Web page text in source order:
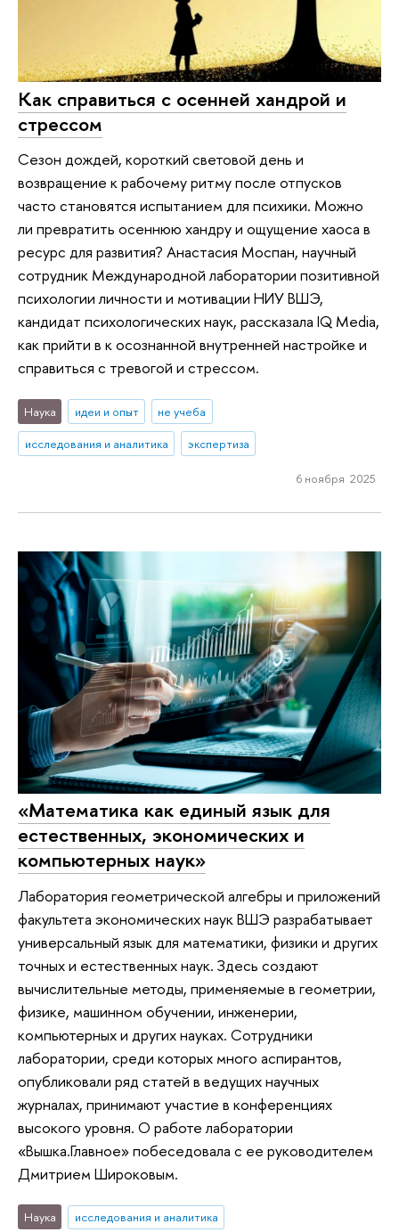
Как справиться с осенней хандрой и
стрессом
Сезон дождей, короткий световой день и
возвращение к рабочему ритму после отпусков
часто становятся испытанием для психики. Можно
ли превратить осеннюю хандру и ощущение хаоса в
ресурс для развития? Анастасия Моспан, научный
сотрудник Международной лаборатории позитивной
психологии личности и мотивации НИУ ВШЭ,
кандидат психологических наук, рассказала IQ Media,
как прийти в к осознанной внутренней настройке и
справиться с тревогой и стрессом.
Наука идеи и опыт
не учеба
исследования и аналитика
экспертиза
6 ноября 2025
«Математика как единый язык для
естественных, экономических и
компьютерных наук»
Лаборатория геометрической алгебры и приложений
факультета экономических наук ВШЭ разрабатывает
универсальный язык для математики, физики и других
точных и естественных наук. Здесь создают
вычислительные методы, применяемые в геометрии,
физике, машинном обучении, инженерии,
компьютерных и других науках. Сотрудники
лаборатории, среди которых много аспирантов,
опубликовали ряд статей в ведущих научных
журналах, принимают участие в конференциях
высокого уровня. О работе лаборатории
«Вышка.Главное» побеседовала с ее руководителем
Дмитрием Широковым.
Наука исследования и аналитика